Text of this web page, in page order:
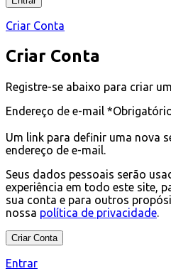
Criar Conta
Criar Conta
Registre-se abaixo para criar
Endereço de e-mail *
Um link para definir uma nova
endereço de e-mail.
Seus dados pessoais serão
experiência em todo este site,
sua conta e para outros
nossa política de privacidade.
Criar Conta
Entrar